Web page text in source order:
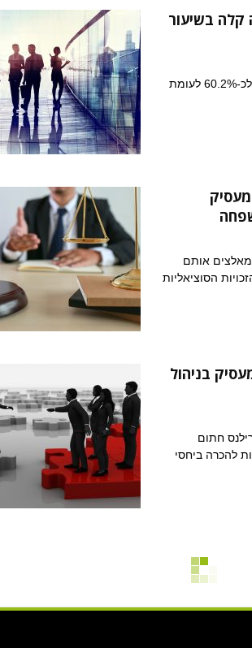
קלה בשיעור
אחוז המועסקים מכלל האוכלוסייה עלה ביוני לכ-60.2% לעומת
מאלצים אותם
הסוציאליות
בניהול
חתום
להכרה ביחסי